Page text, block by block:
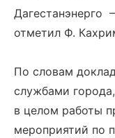
Дагестанэнерго
отметил Ф.
По словам
службами
в целом работы
мероприятий по